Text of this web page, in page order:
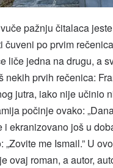
pažnju čitalaca
po prvim
liče jedna na drugu, a
nekih prvih rečenica:
jutra, iako nije učinio
počinje ovako:
i ekranizovano još u
me Ismail.” U
ovaj roman, a autor,